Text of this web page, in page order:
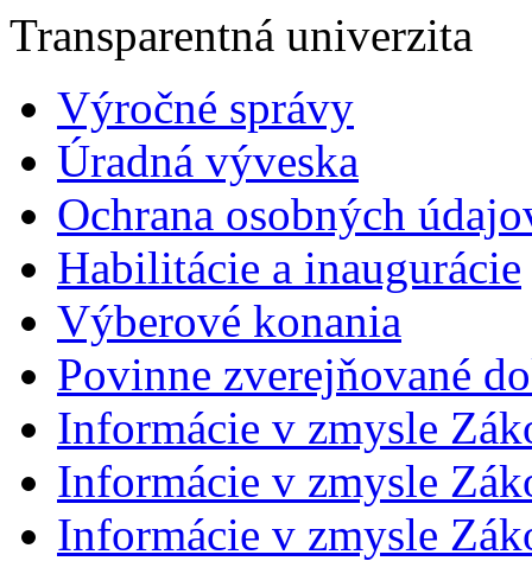
Transparentná univerzita
Výročné správy
Úradná výveska
Ochrana osobných
Habilitácie a inaugurácie
Výberové konania
Povinne zverejňované
Informácie v zmysle
Informácie v zmysle
Informácie v zmysle